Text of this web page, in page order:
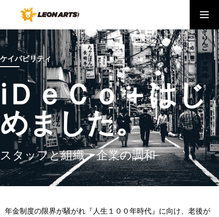
会社概要 ｹｲﾊﾟﾋﾞﾘﾃｨ 健康経営
ABOUT US
わたしたちについて
SERVICE
生活に新しいデジタルの常識を届けたい
CAREERS
採用情報
ケイパビリティ
ⅰＤｅＣｏ＋はじ
めました。
スタッフと組織・企業の調和
年金制度の限界が騒がれ『人生１００年時代』に向け、老後が